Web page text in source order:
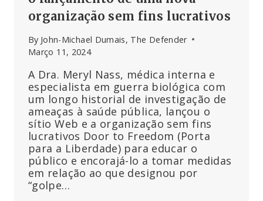
organização sem fins lucrativos
By John-Michael Dumais, The Defender
Março 11, 2024
A Dra. Meryl Nass, médica interna e
especialista em guerra biológica com
um longo historial de investigação de
ameaças à saúde pública, lançou o
sítio Web e a organização sem fins
lucrativos Door to Freedom (Porta
para a Liberdade) para educar o
público e encorajá-lo a tomar medidas
em relação ao que designou por
“golpe…